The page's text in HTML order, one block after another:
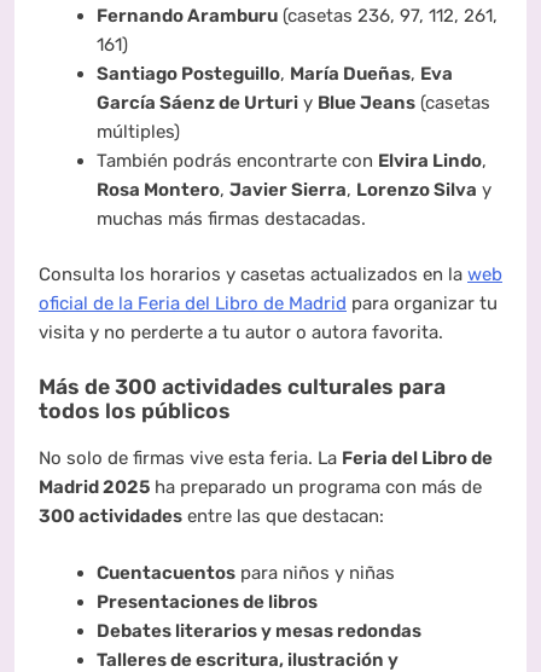
Fernando Aramburu(casetas 236, 97, 112, 261,
161)
Santiago Posteguillo, María Dueñas, Eva
García Sáenz de Urturiy Blue Jeans(casetas
múltiples)
También podrás encontrarte con Elvira Lindo,
Rosa Montero, Javier Sierra, Lorenzo Silva y
muchas más firmas destacadas.
Consulta los horarios y casetas actualizados en la web
oficial de la Feria del Libro de Madrid para organizar tu
visita y no perderte a tu autor o autora favorita.
Más de 300 actividades culturales para
todos los públicos
No solo de firmas vive esta feria. La Feria del Libro de
Madrid 2025 ha preparado un programa con más de
300 actividades entre las que destacan:
Cuentacuentospara niños y niñas
Presentaciones de libros
Debates literarios y mesas redondas
Talleres de escritura, ilustración y